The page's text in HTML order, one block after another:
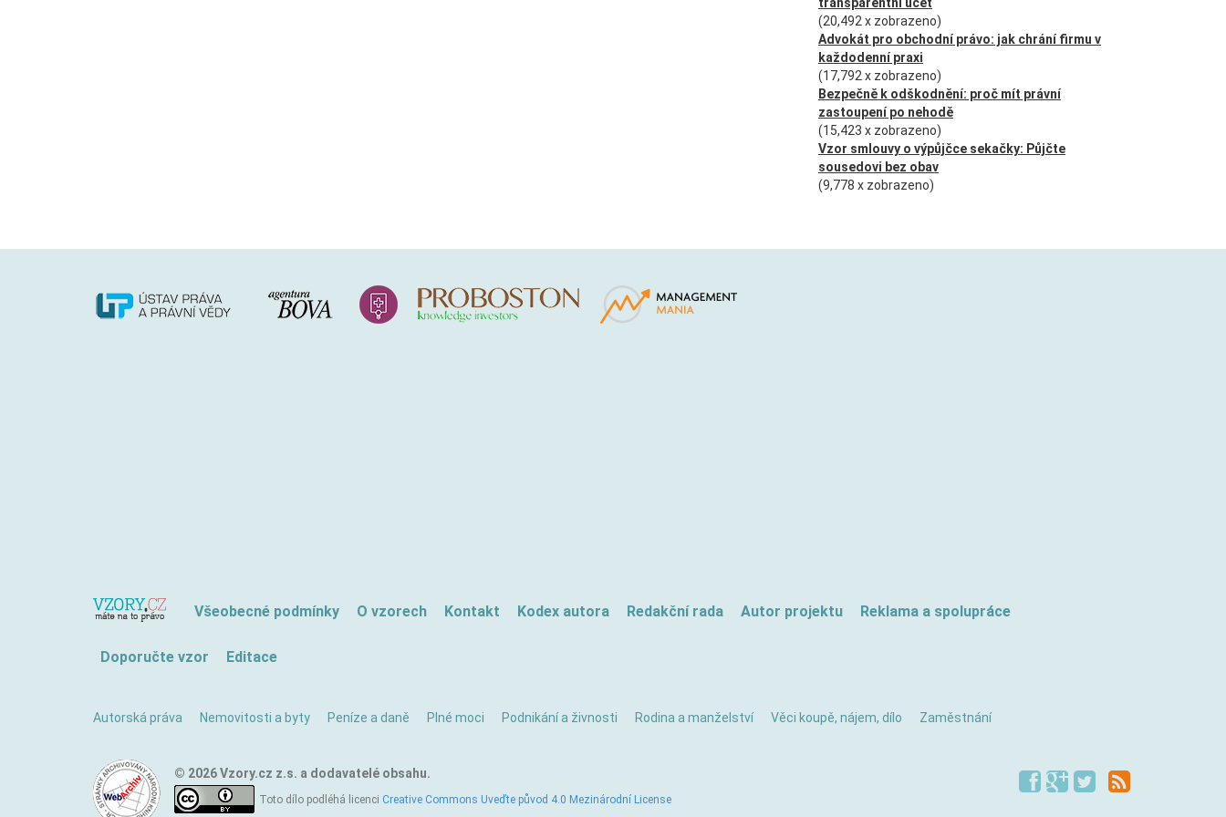
(20,492 x zobrazeno)
Advokát pro obchodní právo: jak chrání firmu v
každodenní praxi
(17,792 x zobrazeno)
Bezpečně k odškodnění: proč mít právní
zastoupení po nehodě
(15,423 x zobrazeno)
Vzor smlouvy o výpůjčce sekačky: Půjčte
sousedovi bez obav
(9,778 x zobrazeno)
Všeobecné podmínky O vzorech Kontakt Kodex autora Redakční rada Autor projektu Reklama a spolupráce
Doporučte vzor Editace
Autorská práva Nemovitosti a byty Peníze a daně Plné moci Podnikání a živnosti Rodina a manželství Věci koupě, nájem, dílo Zaměstnání
© 2026 Vzory.cz z.s. a dodavatelé obsahu.
Toto dílo podléhá licenci Creative Commons Uveďte původ 4.0 Mezinárodní License